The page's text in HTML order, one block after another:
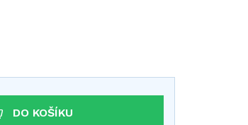
DO KOŠÍKU